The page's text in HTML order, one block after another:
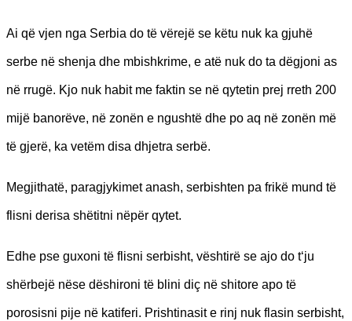
Ai që vjen nga Serbia do të vërejë se këtu nuk ka gjuhë
serbe në shenja dhe mbishkrime, e atë nuk do ta dëgjoni as
në rrugë. Kjo nuk habit me faktin se në qytetin prej rreth 200
mijë banorëve, në zonën e ngushtë dhe po aq në zonën më
të gjerë, ka vetëm disa dhjetra serbë.
Megjithatë, paragjykimet anash, serbishten pa frikë mund të
flisni derisa shëtitni nëpër qytet.
Edhe pse guxoni të flisni serbisht, vështirë se ajo do t‘ju
shërbejë nëse dëshironi të blini diç në shitore apo të
porosisni pije në katiferi. Prishtinasit e rinj nuk flasin serbisht,